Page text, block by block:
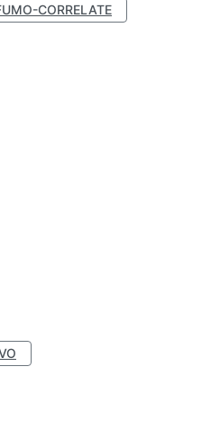
CORRELATE